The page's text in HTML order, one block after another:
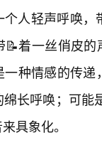
人轻声呼唤，
📝着一丝俏皮
种情感的传
长呼唤；可
具象化。